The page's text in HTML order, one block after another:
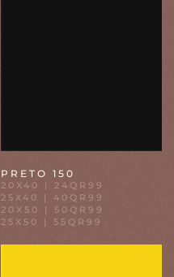
PRETO 150
20X40 | 24QR99
25X40 | 40QR99
20X50 | 50QR99
25X50 | 55QR99